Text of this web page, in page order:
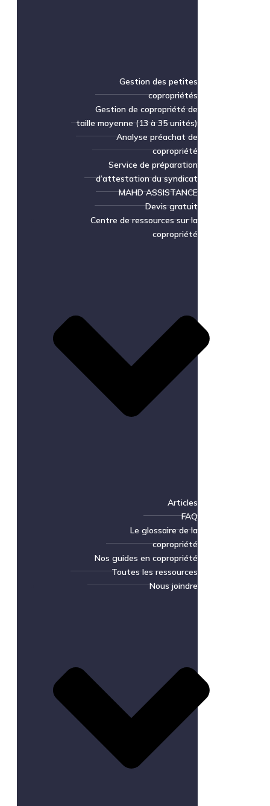
Gestion des petites
copropriétés
Gestion de copropriété de
taille moyenne (13 à 35 unités)
Analyse préachat de
copropriété
Service de préparation
d’attestation du syndicat
MAHD ASSISTANCE
Devis gratuit
Centre de ressources sur la
copropriété
Articles
FAQ
Le glossaire de la
copropriété
Nos guides en copropriété
Toutes les ressources
Nous joindre